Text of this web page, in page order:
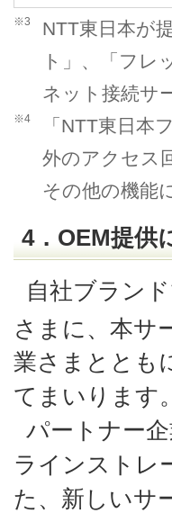
※3
NTT東日本が
ト」、「フレ
ネット接続サ
※4
「NTT東日本
外のアクセス
その他の機能
4．OEM提供
自社ブラン
さまに、本サ
業さまととも
てまいります。
パートナー
ラインストレ
た、新しいサ